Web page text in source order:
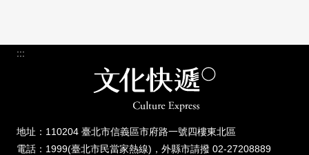
:::
地址：110204 臺北市信義區市府路一號四樓東北區
電話：1999(臺北市民當家熱線)，外縣市請撥 02-27208889